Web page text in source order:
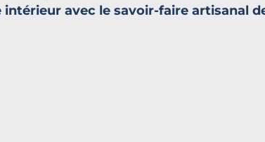
avec le savoir-faire artisanal